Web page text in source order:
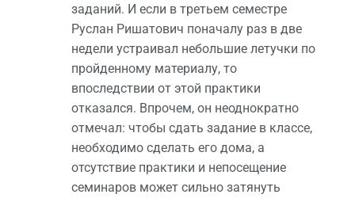
заданий. И если в третьем семестре
Руслан Ришатович поначалу раз в две
недели устраивал небольшие летучки по
пройденному материалу, то
впоследствии от этой практики
отказался. Впрочем, он неоднократно
отмечал: чтобы сдать задание в классе,
необходимо сделать его дома, а
отсутствие практики и непосещение
семинаров может сильно затянуть